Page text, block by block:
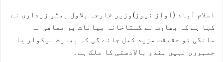
اسلام آباد (آواز نیوز)وزیر خارجہ بلاول بھٹو زرداری نے
کہا ہے کہ بھارت نے گستاخانہ بیانات پر معافی نہ
مانگی تو حقیقت مزید کھل جائے گی کہ بھارت سیکولر یا
جمہوری نہیں ہندو بالادستی کا ملک ہے۔